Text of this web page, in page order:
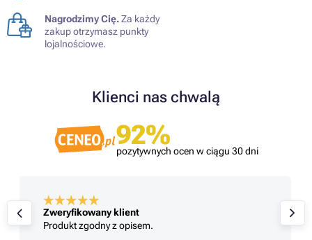
Nagrodzimy Cię.Za każdy
zakup otrzymasz punkty
lojalnościowe.
Klienci nas chwalą
92%
pozytywnych ocen w ciągu 30 dni
Zweryfikowany klient
Produkt zgodny z opisem.